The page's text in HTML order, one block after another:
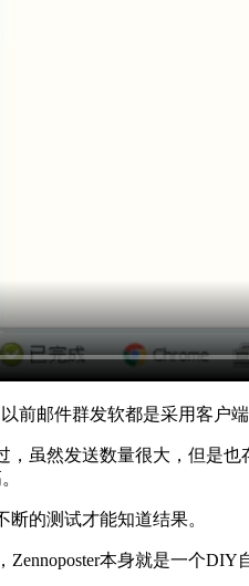
前邮件群发软都是采用客户
虽然发送数量很大，但是
的测试才能知道结果。
本身就是一个